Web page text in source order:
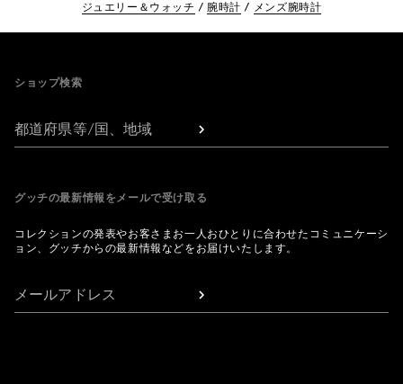
ジュエリー＆ウォッチ 腕時計 メンズ腕時計
ショップ検索
都道府県等/国、地域
グッチの最新情報をメールで受け取る
コレクションの発表やお客さまお一人おひとりに合わせたコミュニケーシ
ョン、グッチからの最新情報などをお届けいたします。
メールアドレス